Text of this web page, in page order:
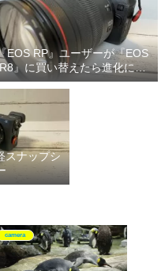
EOS RP』ユーザーが『EOS
』に買い替えたら進化に驚
いた‼
スナップシ
camera